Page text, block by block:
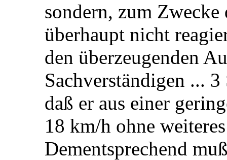
sondern, zum
überhaupt nicht
den überzeugenden
Sachverständigen ...
daß er aus einer
18 km/h ohne
Dementsprechend